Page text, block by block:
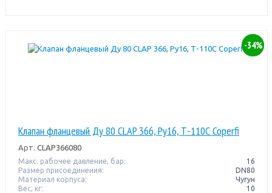
-34%
Клапан фланцевый Ду 80 CLAP 366, Ру16, Т-110С Coperfi
Арт. CLAP366080
Макс. рабочее давление, бар:
16
Размер присоединения:
DN80
Материал корпуса:
Чугун
Вес, кг:
10